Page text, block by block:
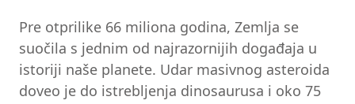
Pre otprilike 66 miliona godina, Zemlja se
suočila s jednim od najrazornijih događaja u
istoriji naše planete. Udar masivnog asteroida
doveo je do istrebljenja dinosaurusa i oko 75